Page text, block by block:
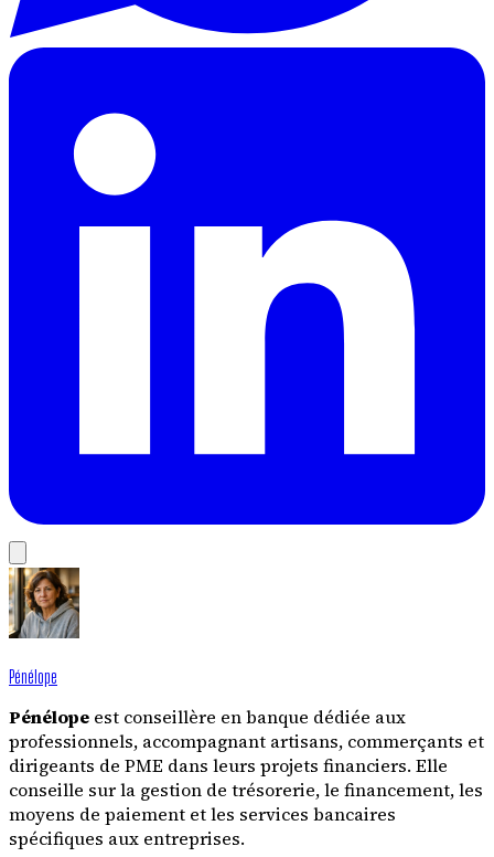
Pénélope
Pénélope est conseillère en banque dédiée aux
professionnels, accompagnant artisans, commerçants et
dirigeants de PME dans leurs projets financiers. Elle
conseille sur la gestion de trésorerie, le financement, les
moyens de paiement et les services bancaires
spécifiques aux entreprises.